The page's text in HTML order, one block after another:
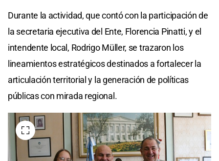
Durante la actividad, que contó con la participación de
la secretaria ejecutiva del Ente, Florencia Pinatti, y el
intendente local, Rodrigo Müller, se trazaron los
lineamientos estratégicos destinados a fortalecer la
articulación territorial y la generación de políticas
públicas con mirada regional.